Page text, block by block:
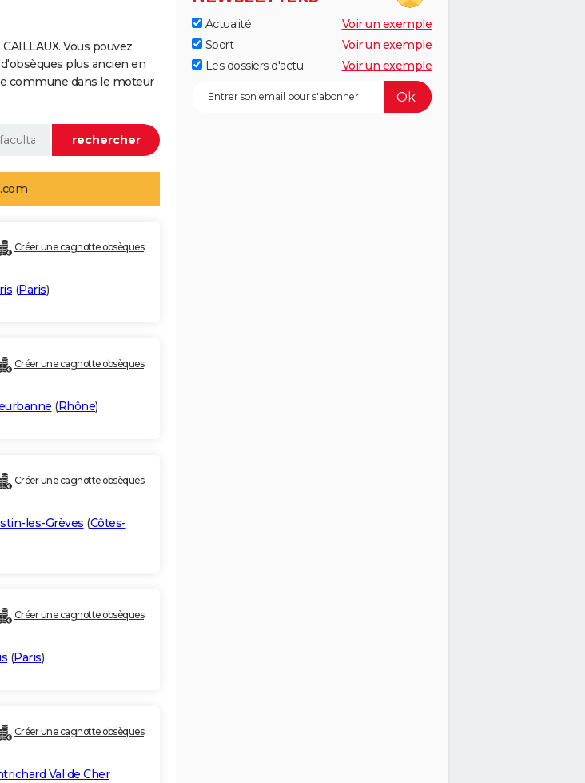
Vous pouvez
plus ancien en
commune dans le moteur
Créer une cagnotte obsèques
(Paris)
Créer une cagnotte obsèques
(Rhône)
Créer une cagnotte obsèques
les-Grèves (Côtes-
Créer une cagnotte obsèques
(Paris)
Créer une cagnotte obsèques
Val de Cher
Actualité
Voir un exemple
Sport
Voir un exemple
Les dossiers d'actu
Voir un exemple